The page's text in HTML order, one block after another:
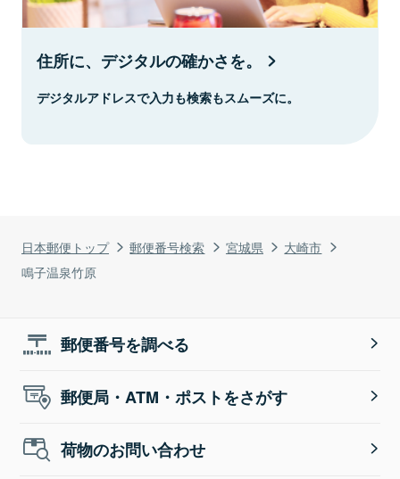
日本郵便トップ 郵便番号検索 宮城県
大崎市
鳴子温泉竹原
住所に、デジタルの確かさを。
デジタルアドレスで入力も検索もスムーズに。
郵便番号を調べる
郵便局・ATM・ポストをさがす
荷物のお問い合わせ